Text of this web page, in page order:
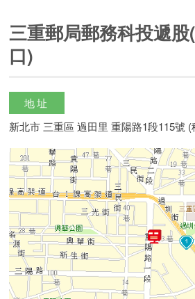
三重郵局郵務科投遞
口)
地址
新北市 三重區 過田里 重陽路1段115號